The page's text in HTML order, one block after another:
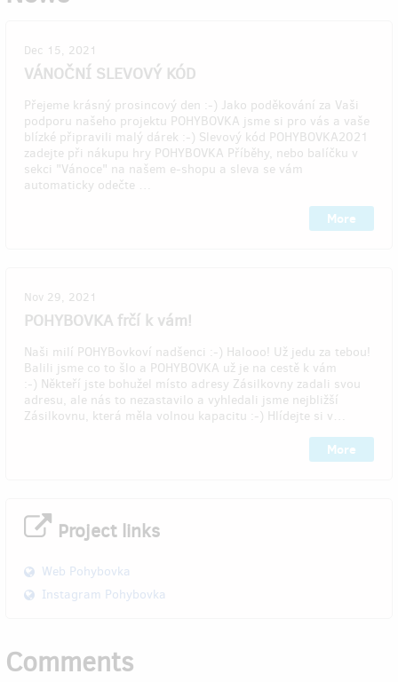
Dec 15, 2021
VÁNOČNÍ SLEVOVÝ KÓD
Přejeme krásný prosincový den :-) Jako poděkování za Vaši
podporu našeho projektu POHYBOVKA jsme si pro vás a vaše
blízké připravili malý dárek :-) Slevový kód POHYBOVKA2021
zadejte při nákupu hry POHYBOVKA Příběhy, nebo balíčku v
sekci "Vánoce" na našem e-shopu a sleva se vám
automaticky odečte …
More
Nov 29, 2021
POHYBOVKA frčí k vám!
Naši milí POHYBovkoví nadšenci :-) Halooo! Už jedu za tebou!
Balili jsme co to šlo a POHYBOVKA už je na cestě k vám
:-) Někteří jste bohužel místo adresy Zásilkovny zadali svou
adresu, ale nás to nezastavilo a vyhledali jsme nejbližší
Zásilkovnu, která měla volnou kapacitu :-) Hlídejte si v…
More
Project links
Web Pohybovka
Instagram Pohybovka
Comments